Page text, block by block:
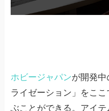
ホビージャパンが開発中
ライゼーション」をこ
ぶことができる。アイ